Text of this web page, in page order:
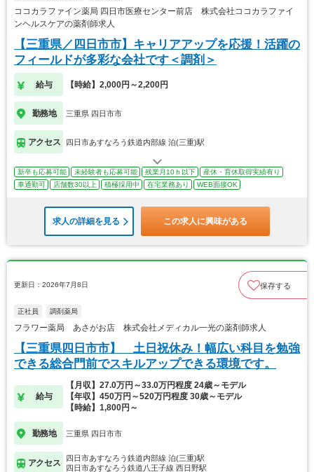
ココカラファイン薬局 四日市医療センター前店 株式会社ココカラファイ
ンヘルスケアの薬剤師求人
【三重県／四日市市】キャリアアップを応援！活躍の
フィールドが多彩な会社です＜調剤＞
給与 【時給】2,000円～2,200円
勤務地 三重県 四日市市
アクセス 四日市あすなろう鉄道内部線 泊(三重)駅
新卒も応募可能 未経験者も応募可能 残業月10ｈ以下
産休・育休取得実績有り
車通勤可
店舗数30以上 積極採用中 在宅業務あり WEB面接OK
求人の詳細を見る この求人に興味がある
更新日：2026年7月8日 保存する
正社員 調剤薬局
フラワー薬局 あさがお店 株式会社メディカル一光の薬剤師求人
【三重県四日市市】 土日祝休み！幅広い科目を勉強
できる総合門前でスキルアップできる環境です。
給与
【月収】27.0万円～33.0万円程度 24歳～モデル
【年収】450万円～520万円程度 30歳～モデル
【時給】1,800円～
勤務地 三重県 四日市市
アクセス
四日市あすなろう鉄道内部線 泊(三重)駅
四日市あすなろう鉄道八王子線 西日野駅